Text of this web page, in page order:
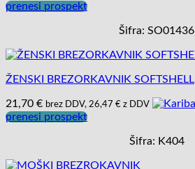
prenesi prospekt
Šifra: SO01436
ŽENSKI BREZORKAVNIK SOFTSHELL
21,70 € brez DDV, 26,47 € z DDV
prenesi prospekt
Šifra: K404